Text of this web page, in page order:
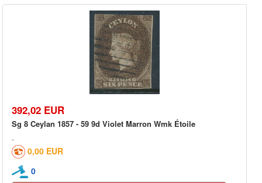
392,02 EUR
Sg 8 Ceylan 1857 - 59 9d Violet Marron Wmk Étoile
0,00 EUR
0